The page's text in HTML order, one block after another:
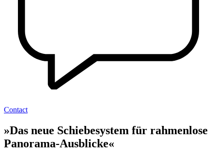
Contact
»Das neue Schiebesystem für rahmenlose
Panorama-Ausblicke«